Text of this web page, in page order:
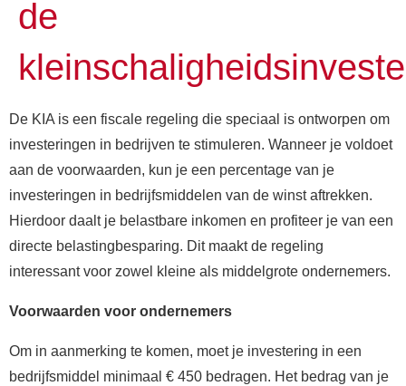
de
De KIA is een fiscale regeling die speciaal is ontworpen om
investeringen in bedrijven te stimuleren. Wanneer je voldoet
aan de voorwaarden, kun je een percentage van je
investeringen in bedrijfsmiddelen van de winst aftrekken.
Hierdoor daalt je belastbare inkomen en profiteer je van een
directe belastingbesparing. Dit maakt de regeling
interessant voor zowel kleine als middelgrote ondernemers.
Voorwaarden voor ondernemers
Om in aanmerking te komen, moet je investering in een
bedrijfsmiddel minimaal € 450 bedragen. Het bedrag van je